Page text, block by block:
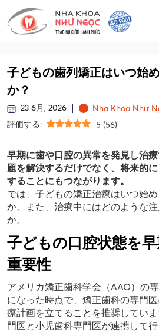
子どもの歯列矯正はいつ始
か？
23 6月, 2026
Nha Khoa Như
評価する:
5 (56)
早期に歯や口腔の異常を発見し治
題を解決するだけでなく、将来的
することにもつながります。
では、子どもの矯正治療はいつ始
か。また、治療中にはどのような
か。
子どもの口腔状態を
重要性
アメリカ矯正歯科学会（AAO）の
になった時点で、矯正歯科の専門
療計画を立てることを推奨してい
門医と小児歯科専門医が連携して行